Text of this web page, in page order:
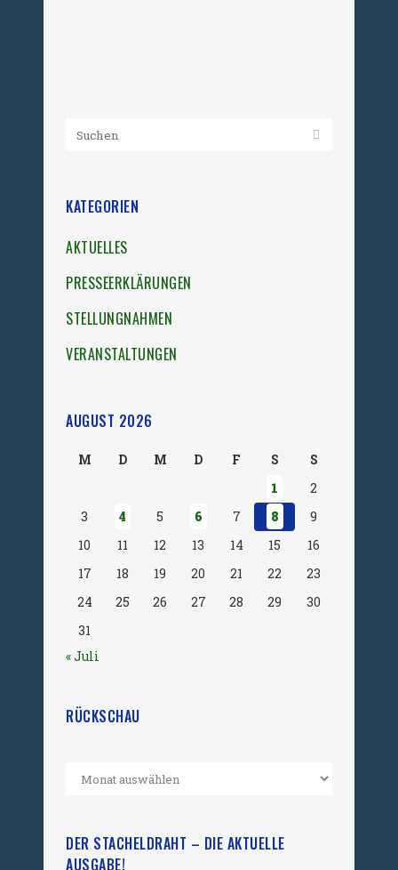
KATEGORIEN
AKTUELLES
PRESSEERKLÄRUNGEN
STELLUNGNAHMEN
VERANSTALTUNGEN
AUGUST 2026
M D M D F S
S
1
2
3
4 5 6 7 8
9
10
11 12 13 14 15
16
17
18 19 20 21 22
23
24
25 26 27 28 29
30
31
« Juli
RÜCKSCHAU
DER STACHELDRAHT – DIE AKTUELLE
AUSGABE!